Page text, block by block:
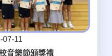
07-11
音樂節頒獎禮